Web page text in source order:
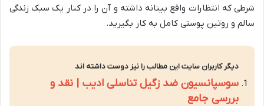
شرطی که انتظارات واقع بینانه داشته و آن را در کنار یک سبک زندگی
سالم و روتین پوستی کامل به کار بگیرید.
دیگر کاربران سایت این مطالب را نیز دوست داشته اند
سوسپانسیون ضد زگیل تناسلی ادیب | نقد و
بررسی جامع